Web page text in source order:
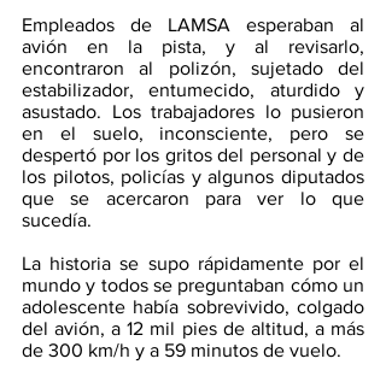
Empleados de LAMSA esperaban al
avión en la pista, y al revisarlo,
encontraron al polizón, sujetado del
estabilizador, entumecido, aturdido y
asustado. Los trabajadores lo pusieron
en el suelo, inconsciente, pero se
despertó por los gritos del personal y de
los pilotos, policías y algunos diputados
que se acercaron para ver lo que
sucedía.
La historia se supo rápidamente por el
mundo y todos se preguntaban cómo un
adolescente había sobrevivido, colgado
del avión, a 12 mil pies de altitud, a más
de 300 km/h y a 59 minutos de vuelo.